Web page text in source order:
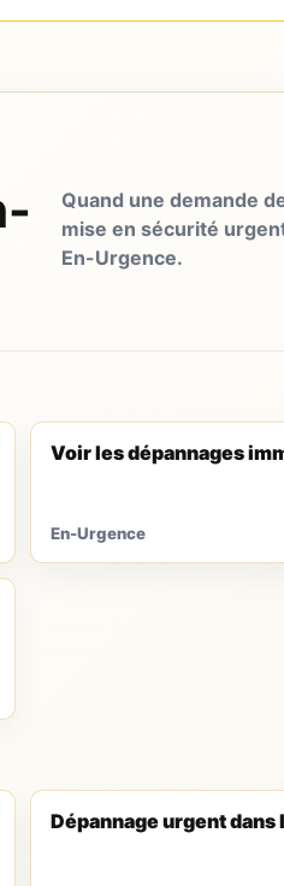
Quand une demande
mise en sécurité
En-Urgence.
Voir les dépannages
En-Urgence
Dépannage urgent dans